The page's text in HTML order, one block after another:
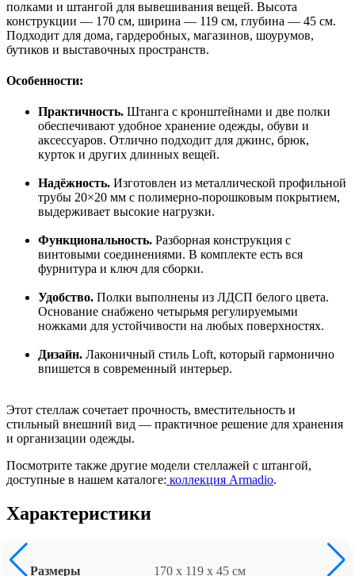
полками и штангой для вывешивания вещей. Высота
конструкции — 170 см, ширина — 119 см, глубина — 45 см.
Подходит для дома, гардеробных, магазинов, шоурумов,
бутиков и выставочных пространств.
Особенности:
Практичность. Штанга с кронштейнами и две полки
обеспечивают удобное хранение одежды, обуви и
аксессуаров. Отлично подходит для джинс, брюк,
курток и других длинных вещей.
Надёжность. Изготовлен из металлической профильной
трубы 20×20 мм с полимерно-порошковым покрытием,
выдерживает высокие нагрузки.
Функциональность. Разборная конструкция с
винтовыми соединениями. В комплекте есть вся
фурнитура и ключ для сборки.
Удобство. Полки выполнены из ЛДСП белого цвета.
Основание снабжено четырьмя регулируемыми
ножками для устойчивости на любых поверхностях.
Дизайн. Лаконичный стиль Loft, который гармонично
впишется в современный интерьер.
Этот стеллаж сочетает прочность, вместительность и
стильный внешний вид — практичное решение для хранения
и организации одежды.
Посмотрите также другие модели стеллажей с штангой,
доступные в нашем каталоге: коллекция Armadio.
Характеристики
Размеры 170 x 119 x 45 см